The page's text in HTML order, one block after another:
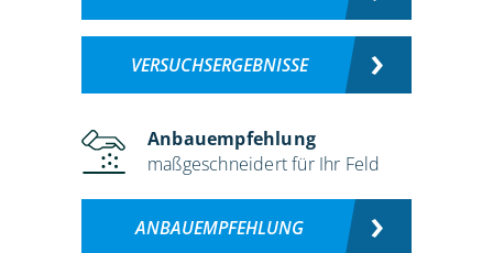
VERSUCHSERGEBNISSE
Anbauempfehlung
maßgeschneidert für Ihr Feld
ANBAUEMPFEHLUNG